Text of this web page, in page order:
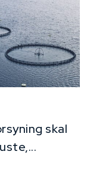
skal